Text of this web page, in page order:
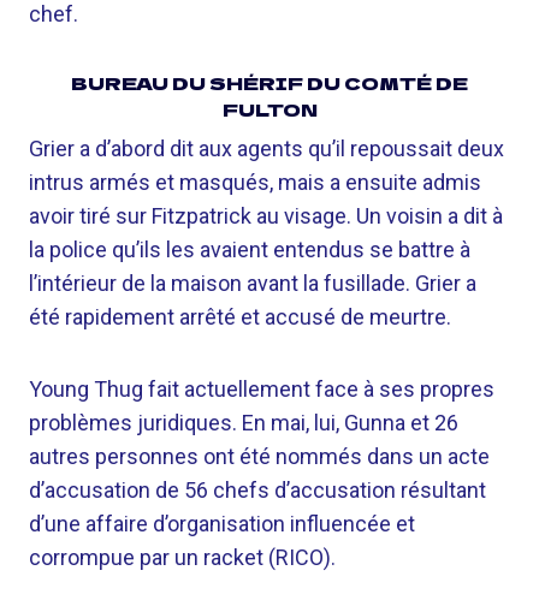
chef.
BUREAU DU SHÉRIF DU COMTÉ DE
FULTON
Grier a d’abord dit aux agents qu’il repoussait deux
intrus armés et masqués, mais a ensuite admis
avoir tiré sur Fitzpatrick au visage. Un voisin a dit à
la police qu’ils les avaient entendus se battre à
l’intérieur de la maison avant la fusillade. Grier a
été rapidement arrêté et accusé de meurtre.
Young Thug fait actuellement face à ses propres
problèmes juridiques. En mai, lui, Gunna et 26
autres personnes ont été nommés dans un acte
d’accusation de 56 chefs d’accusation résultant
d’une affaire d’organisation influencée et
corrompue par un racket (RICO).